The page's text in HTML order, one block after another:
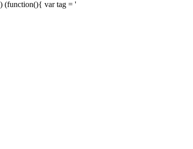
) (function(){ var tag = '